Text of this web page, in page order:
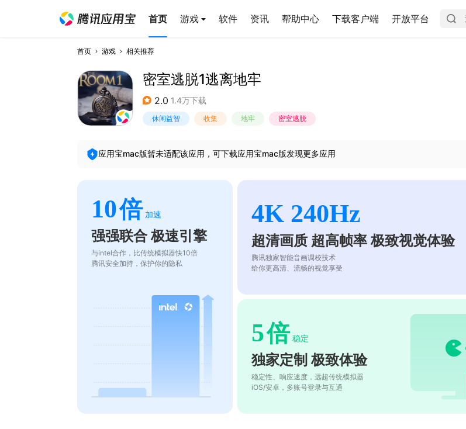
首页 游戏 软件 资讯 帮助中心 下载客户端 开放平台
首页 游戏 相关推荐
密室逃脱1逃离地牢
2.0 1.4万下载
休闲益智 收集 地牢 密室逃脱
应用宝mac版暂未适配该应用，可下载应用宝mac版发现更多应用
10倍 加速
强强联合 极速引擎
与intel合作，比传统模拟器快10倍
腾讯安全加持，保护你的隐私
4K 240Hz
超清画质 超高帧率 极致视觉体验
腾讯独家智能音画调校技术
给你更高清、流畅的视觉享受
5倍 稳定
独家定制 极致体验
稳定性、响应速度，远超传统模拟器
iOS/安卓，多账号登录与互通